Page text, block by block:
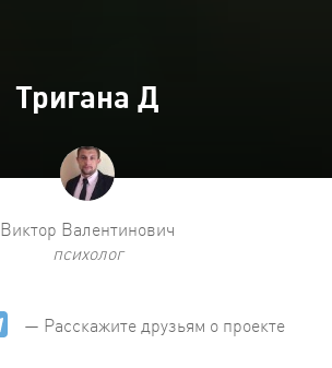
Тригана Д
Виктор Валентинович
психолог
— Расскажите друзьям о проекте